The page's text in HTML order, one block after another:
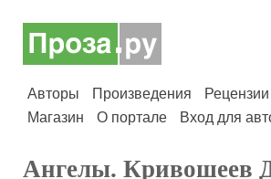
Авторы Произведения Рецензии
Магазин
О портале Вход для
Ангелы. Кривошеев